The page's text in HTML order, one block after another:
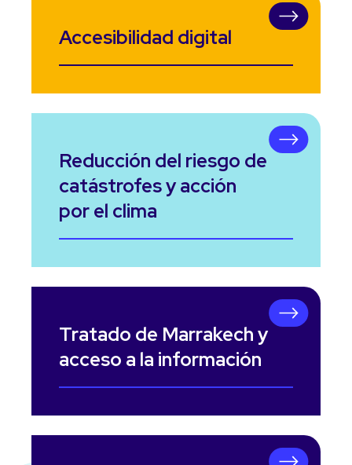
Accesibilidad digital
Reducción del riesgo de
catástrofes y acción
por el clima
Tratado de Marrakech y
acceso a la información